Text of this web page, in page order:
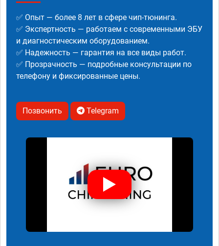
✅ Опыт — более 8 лет в сфере чип-тюнинга.
✅ Экспертность — работаем с современными ЭБУ
и диагностическим оборудованием.
✅ Надежность — гарантия на все виды работ.
✅ Прозрачность — подробные консультации по
телефону и фиксированные цены.
Позвонить Telegram